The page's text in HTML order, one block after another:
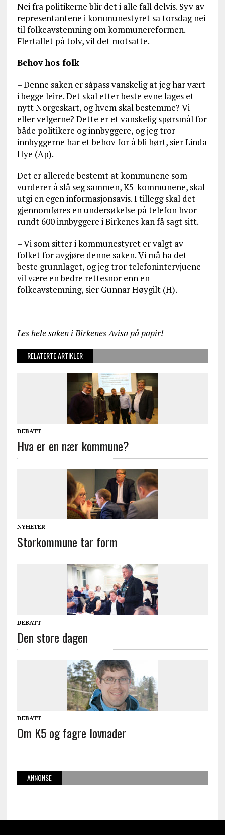
Nei fra politikerne blir det i alle fall delvis. Syv av
representantene i kommunestyret sa torsdag nei
til folkeavstemning om kommunereformen.
Flertallet på tolv, vil det motsatte.
Behov hos folk
– Denne saken er såpass vanskelig at jeg har vært
i begge leire. Det skal etter beste evne lages et
nytt Norgeskart, og hvem skal bestemme? Vi
eller velgerne? Dette er et vanskelig spørsmål for
både politikere og innbyggere, og jeg tror
innbyggerne har et behov for å bli hørt, sier Linda
Hye (Ap).
Det er allerede bestemt at kommunene som
vurderer å slå seg sammen, K5-kommunene, skal
utgi en egen informasjonsavis. I tillegg skal det
gjennomføres en undersøkelse på telefon hvor
rundt 600 innbyggere i Birkenes kan få sagt sitt.
– Vi som sitter i kommunestyret er valgt av
folket for avgjøre denne saken. Vi må ha det
beste grunnlaget, og jeg tror telefonintervjuene
vil være en bedre rettesnor enn en
folkeavstemning, sier Gunnar Høygilt (H).
Les hele saken i Birkenes Avisa på papir!
RELATERTE ARTIKLER
DEBATT
Hva er en nær kommune?
NYHETER
Storkommune tar form
DEBATT
Den store dagen
DEBATT
Om K5 og fagre lovnader
ANNONSE